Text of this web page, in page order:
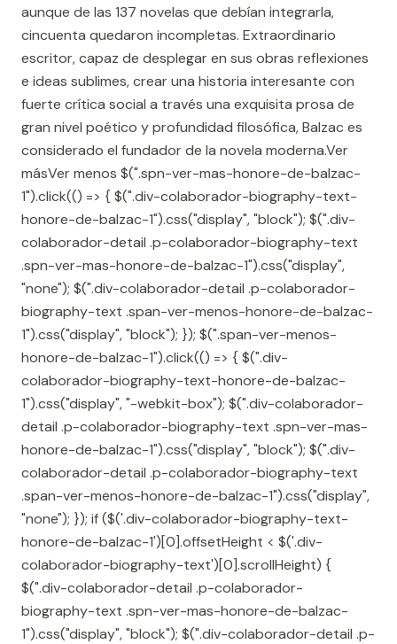
aunque de las 137 novelas que debían integrarla,
cincuenta quedaron incompletas. Extraordinario
escritor, capaz de desplegar en sus obras reflexiones
e ideas sublimes, crear una historia interesante con
fuerte crítica social a través una exquisita prosa de
gran nivel poético y profundidad filosófica, Balzac es
considerado el fundador de la novela moderna.Ver
másVer menos $(".spn-ver-mas-honore-de-balzac-
1").click(() => { $(".div-colaborador-biography-text-
honore-de-balzac-1").css("display", "block"); $(".div-
colaborador-detail .p-colaborador-biography-text
.spn-ver-mas-honore-de-balzac-1").css("display",
"none"); $(".div-colaborador-detail .p-colaborador-
biography-text .span-ver-menos-honore-de-balzac-
1").css("display", "block"); }); $(".span-ver-menos-
honore-de-balzac-1").click(() => { $(".div-
colaborador-biography-text-honore-de-balzac-
1").css("display", "-webkit-box"); $(".div-colaborador-
detail .p-colaborador-biography-text .spn-ver-mas-
honore-de-balzac-1").css("display", "block"); $(".div-
colaborador-detail .p-colaborador-biography-text
.span-ver-menos-honore-de-balzac-1").css("display",
"none"); }); if ($('.div-colaborador-biography-text-
honore-de-balzac-1')[0].offsetHeight < $('.div-
colaborador-biography-text')[0].scrollHeight) {
$(".div-colaborador-detail .p-colaborador-
biography-text .spn-ver-mas-honore-de-balzac-
1").css("display", "block"); $(".div-colaborador-detail .p-